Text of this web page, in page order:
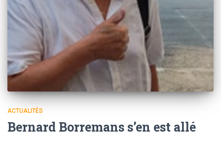
ACTUALITÉS
Bernard Borremans s’en est allé